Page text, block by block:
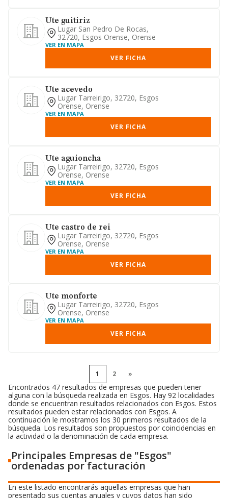
Ute guitiriz
Lugar San Pedro De Rocas,
32720, Esgos Orense, Orense
VER EN MAPA
VER FICHA
Ute acevedo
Lugar Tarreirigo, 32720, Esgos
Orense, Orense
VER EN MAPA
VER FICHA
Ute aguioncha
Lugar Tarreirigo, 32720, Esgos
Orense, Orense
VER EN MAPA
VER FICHA
Ute castro de rei
Lugar Tarreirigo, 32720, Esgos
Orense, Orense
VER EN MAPA
VER FICHA
Ute monforte
Lugar Tarreirigo, 32720, Esgos
Orense, Orense
VER EN MAPA
VER FICHA
1 2 »
Encontrados 47 resultados de empresas que pueden tener
alguna con la búsqueda realizada en Esgos. Hay 92 localidades
donde se encuentran resultados relacionados con Esgos. Estos
resultados pueden estar relacionados con Esgos. A
continuación le mostramos los 30 primeros resultados de la
búsqueda. Los resultados son propuestos por coincidencias en
la actividad o la denominación de cada empresa.
Principales Empresas de "Esgos"
ordenadas por facturación
En este listado encontrarás aquellas empresas que han
presentado sus cuentas anuales y cuyos datos han sido